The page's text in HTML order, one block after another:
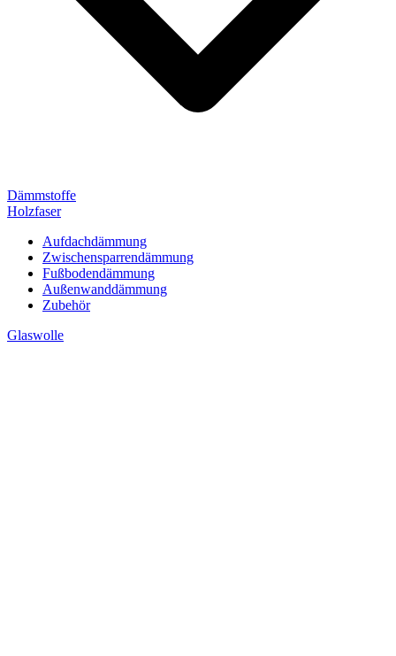
Dämmstoffe
Holzfaser
Aufdachdämmung
Zwischensparrendämmung
Fußbodendämmung
Außenwanddämmung
Zubehör
Glaswolle